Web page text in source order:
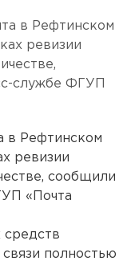
в Рефтинском
ревизии
службе ФГУП
в Рефтинском
ревизии
сообщили
«Почта
средств
полностью